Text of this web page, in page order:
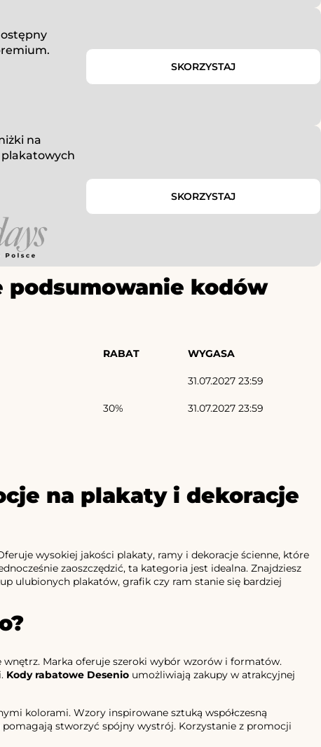
SKORZYSTAJ
na
plakatowych
SKORZYSTAJ
podsumowanie kodów
RABAT WYGASA
31.07.2027 23:59
30% 31.07.2027 23:59
na plakaty i dekoracje
wysokiej jakości plakaty, ramy i dekoracje ścienne, które
zaoszczędzić, ta kategoria jest idealna. Znajdziesz
ulubionych plakatów, grafik czy ram stanie się bardziej
Marka oferuje szeroki wybór wzorów i formatów.
Kody rabatowe Desenio umożliwiają zakupy w atrakcyjnej
kolorami. Wzory inspirowane sztuką współczesną
stworzyć spójny wystrój. Korzystanie z promocji